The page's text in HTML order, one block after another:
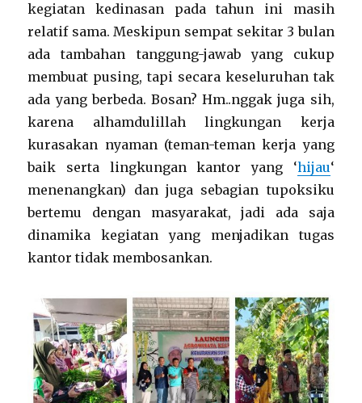
kegiatan kedinasan pada tahun ini masih
relatif sama. Meskipun sempat sekitar 3 bulan
ada tambahan tanggung-jawab yang cukup
membuat pusing, tapi secara keseluruhan tak
ada yang berbeda. Bosan? Hm..nggak juga sih,
karena alhamdulillah lingkungan kerja
kurasakan nyaman (teman-teman kerja yang
baik serta lingkungan kantor yang ‘hijau‘
menenangkan) dan juga sebagian tupoksiku
bertemu dengan masyarakat, jadi ada saja
dinamika kegiatan yang menjadikan tugas
kantor tidak membosankan.